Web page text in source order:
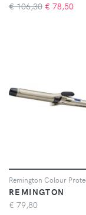
€ 106,30 € 78,50
REMINGTON
€ 79,80